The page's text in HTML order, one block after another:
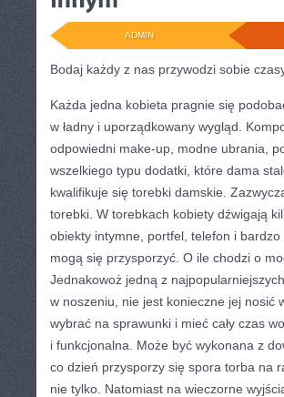
ADMIN
Bodaj każdy z nas przywodzi sobie
Każda jedna kobieta pragnie się
w ładny i uporządkowany wygląd.
odpowiedni make-up, modne ubrania,
wszelkiego typu dodatki, które dama
kwalifikuje się torebki damskie.
torebki. W torebkach kobiety dźwigają
obiekty intymne, portfel, telefon i
mogą się przysporzyć. O ile chodzi o
Jednakowoż jedną z
w noszeniu, nie jest konieczne jej nosić
wybrać na sprawunki i mieć cały czas
i funkcjonalna. Może być wykonana z
co dzień przysporzy się spora torba na
nie tylko. Natomiast na wieczorne